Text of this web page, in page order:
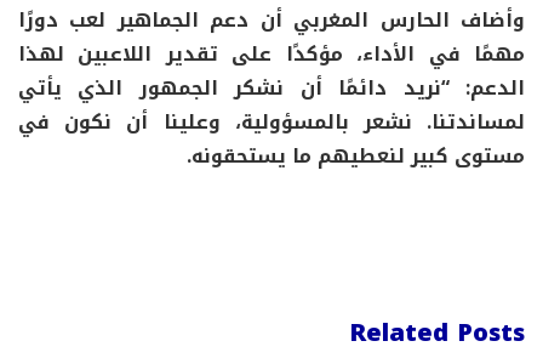
وأضاف الحارس المغربي أن دعم الجماهير لعب دورًا
مهمًا في الأداء، مؤكدًا على تقدير اللاعبين لهذا
الدعم: “نريد دائمًا أن نشكر الجمهور الذي يأتي
لمساندتنا. نشعر بالمسؤولية، وعلينا أن نكون في
مستوى كبير لنعطيهم ما يستحقونه.
Related Posts